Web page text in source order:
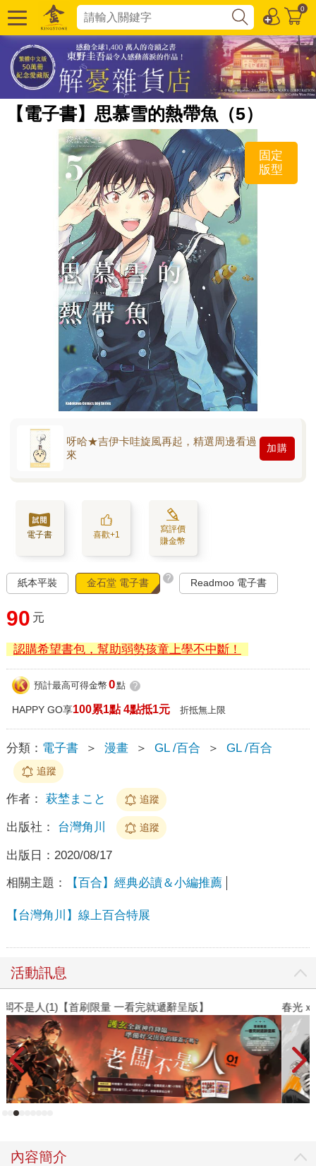
0
【電子書】思慕雪的熱帶魚（5）
固定
版型
呀哈★吉伊卡哇旋風再起，精選周邊看過
來
加購
電子書 喜歡+1
寫評價
賺金幣
紙本平裝 金石堂 電子書 ? Readmoo 電子書
90 元
認購希望書包，幫助弱勢孩童上學不中斷！
預計最高可得金幣 0點 ?
HAPPY GO享100累1點 4點抵1元 折抵無上限
分類： 電子書 ＞ 漫畫 ＞ GL /百合 ＞ GL /百合
追蹤
作者： 萩埜まこと 追蹤
出版社： 台灣角川 追蹤
出版日： 2020/08/17
相關主題： 【百合】經典必讀＆小編推薦
【台灣角川】線上百合特展
活動訊息
春光ｘ奇幻基地｜全書系展
內容簡介